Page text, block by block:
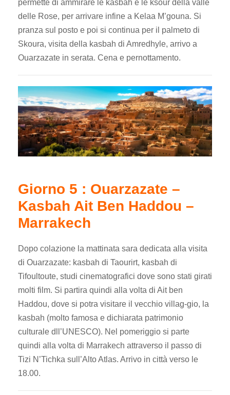
permette di ammirare le kasbah e le ksour della valle
delle Rose, per arrivare infine a Kelaa M’gouna. Si
pranza sul posto e poi si continua per il palmeto di
Skoura, visita della kasbah di Amredhyle, arrivo a
Ouarzazate in serata. Cena e pernottamento.
Giorno 5 : Ouarzazate –
Kasbah Ait Ben Haddou –
Marrakech
Dopo colazione la mattinata sara dedicata alla visita
di Ouarzazate: kasbah di Taourirt, kasbah di
Tifoultoute, studi cinematografici dove sono stati girati
molti film. Si partira quindi alla volta di Ait ben
Haddou, dove si potra visitare il vecchio villag-gio, la
kasbah (molto famosa e dichiarata patrimonio
culturale dll’UNESCO). Nel pomeriggio si parte
quindi alla volta di Marrakech attraverso il passo di
Tizi N’Tichka sull’Alto Atlas. Arrivo in città verso le
18.00.